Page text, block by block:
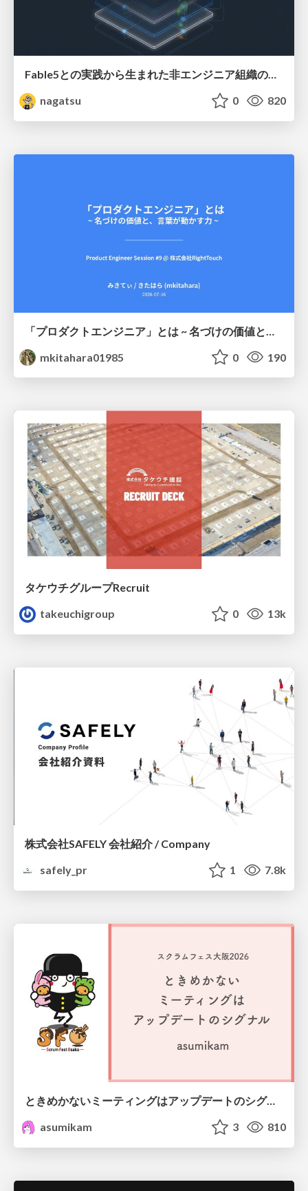
Fable5との実践から生まれた非エンジニア組織のループエンジニアリング
nagatsu
0 820
mkitahara01985
0 190
タケウチグループRecruit
takeuchigroup
0 13k
株式会社SAFELY 会社紹介 / Company
safely_pr
1 7.8k
ときめかないミーティングはアップデートのシグナル #scrumosaka
asumikam
3 810